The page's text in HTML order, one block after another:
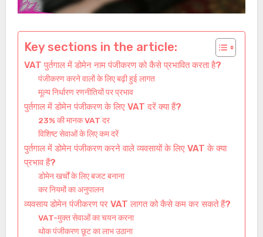
Key sections in the article:
VAT पुर्तगाल में डोमेन नाम पंजीकरण को कैसे प्रभावित करता है?
पंजीकरण करने वालों के लिए बढ़ी हुई लागत
मूल्य निर्धारण रणनीतियों पर प्रभाव
पुर्तगाल में डोमेन पंजीकरण के लिए VAT दरें क्या हैं?
23% की मानक VAT दर
विशिष्ट सेवाओं के लिए कम दरें
पुर्तगाल में डोमेन पंजीकरण करने वाले व्यवसायों के लिए VAT के क्या
प्रभाव हैं?
डोमेन खर्चों के लिए बजट बनाना
कर नियमों का अनुपालन
व्यवसाय डोमेन पंजीकरण पर VAT लागत को कैसे कम कर सकते हैं?
VAT-मुक्त सेवाओं का चयन करना
थोक पंजीकरण छूट का लाभ उठाना